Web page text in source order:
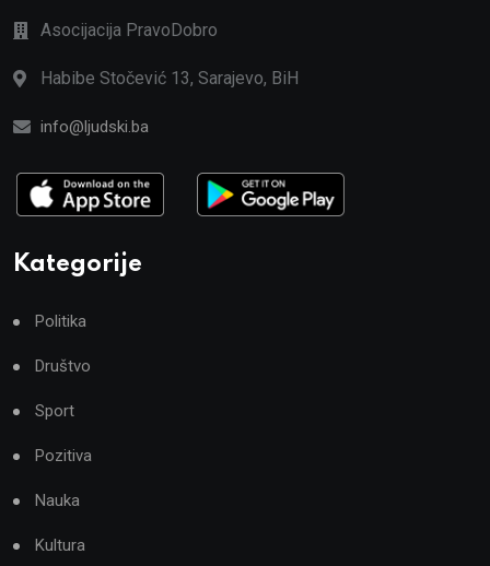
Asocijacija PravoDobro
Habibe Stočević 13, Sarajevo, BiH
info@ljudski.ba
Kategorije
Politika
Društvo
Sport
Pozitiva
Nauka
Kultura